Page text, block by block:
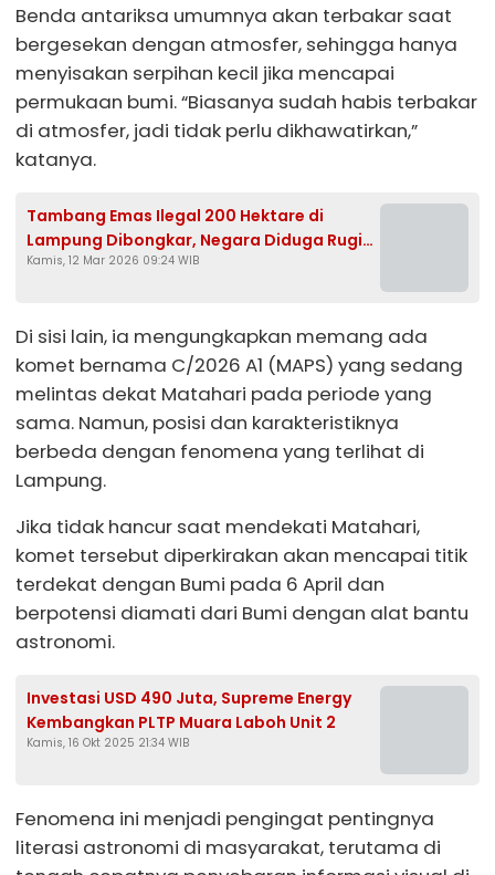
Benda antariksa umumnya akan terbakar saat
bergesekan dengan atmosfer, sehingga hanya
menyisakan serpihan kecil jika mencapai
permukaan bumi. “Biasanya sudah habis terbakar
di atmosfer, jadi tidak perlu dikhawatirkan,”
katanya.
Tambang Emas Ilegal 200 Hektare di
Lampung Dibongkar, Negara Diduga Rugi
Rp1,3 Triliun
Kamis, 12 Mar 2026 09:24 WIB
Di sisi lain, ia mengungkapkan memang ada
komet bernama C/2026 A1 (MAPS) yang sedang
melintas dekat Matahari pada periode yang
sama. Namun, posisi dan karakteristiknya
berbeda dengan fenomena yang terlihat di
Lampung.
Jika tidak hancur saat mendekati Matahari,
komet tersebut diperkirakan akan mencapai titik
terdekat dengan Bumi pada 6 April dan
berpotensi diamati dari Bumi dengan alat bantu
astronomi.
Investasi USD 490 Juta, Supreme Energy
Kembangkan PLTP Muara Laboh Unit 2
Kamis, 16 Okt 2025 21:34 WIB
Fenomena ini menjadi pengingat pentingnya
literasi astronomi di masyarakat, terutama di